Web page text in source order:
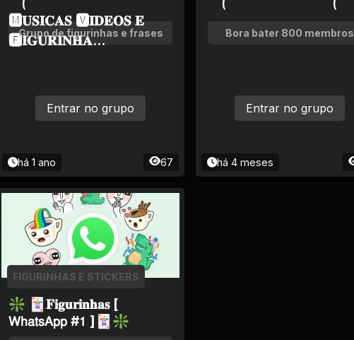
🅼𝐔𝐒𝐈𝐂𝐀𝐒 🆅𝐈𝐃𝐄𝐎𝐒 𝐄
🅵𝐈𝐆𝐔𝐑𝐈𝐍𝐇𝐀...
Grupo de figurinhas e frases
há 1 ano 67
Entrar no grupo
Bora bater 800 membros
há 4 meses
Entrar no grupo
❇ 🃏𝐅𝐢𝐠𝐮𝐫𝐢𝐧𝐡𝐚𝐬 [
𝖶𝗁𝖺𝗍𝗌𝖠𝗉𝗉 #𝟣 ]🃏❇
FIGURINHAS E STICKERS